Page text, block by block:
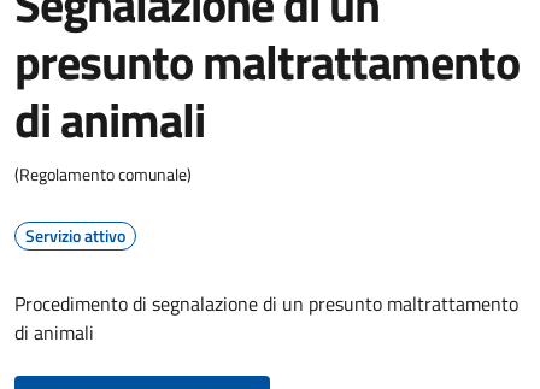
presunto maltrattamento
di animali
(Regolamento comunale)
Servizio attivo
Procedimento di segnalazione di un presunto maltrattamento
di animali